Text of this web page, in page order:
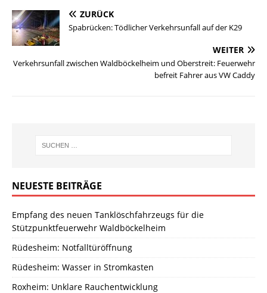
ZURÜCK
Spabrücken: Tödlicher Verkehrsunfall auf der K29
WEITER
Verkehrsunfall zwischen Waldböckelheim und Oberstreit: Feuerwehr
befreit Fahrer aus VW Caddy
NEUESTE BEITRÄGE
Empfang des neuen Tanklöschfahrzeugs für die
Stützpunktfeuerwehr Waldböckelheim
Rüdesheim: Notfalltüröffnung
Rüdesheim: Wasser in Stromkasten
Roxheim: Unklare Rauchentwicklung